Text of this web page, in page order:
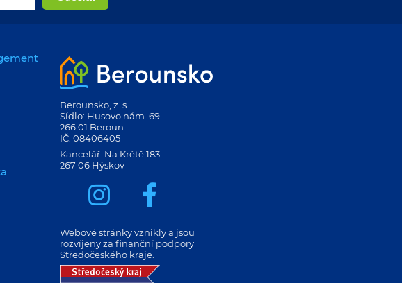
Berounsko, z. s.
Sídlo: Husovo nám. 69
266 01 Beroun
IČ: 08406405
Kancelář: Na Krétě 183
267 06 Hýskov
Webové stránky vznikly a jsou
rozvíjeny za finanční podpory
Středočeského kraje.